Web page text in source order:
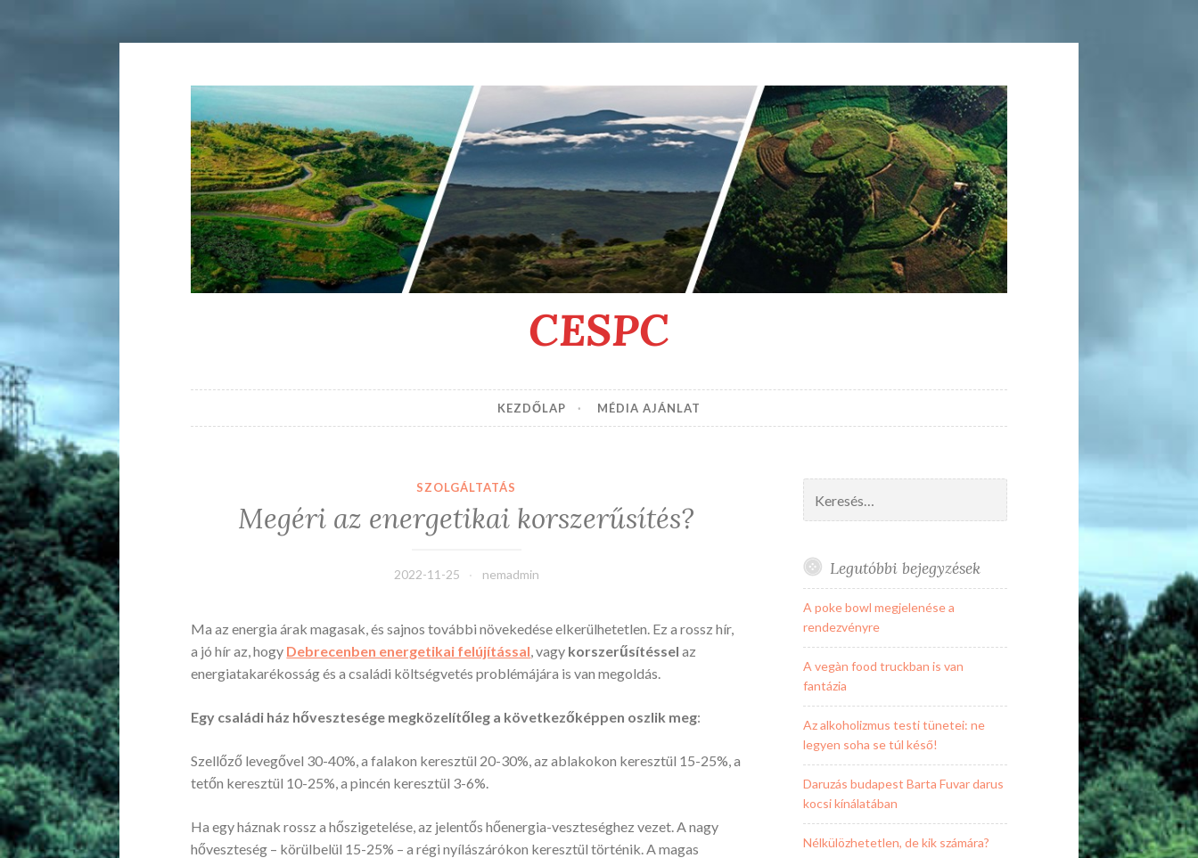
Tartalomhoz
CESPC
KEZDŐLAP MÉDIA AJÁNLAT
SZOLGÁLTATÁS
Megéri az energetikai korszerűsítés?
2022-11-25 nemadmin
Ma az energia árak magasak, és sajnos további növekedése elkerülhetetlen. Ez a rossz hír,
a jó hír az, hogy Debrecenben energetikai felújítással, vagy korszerűsítésselaz
energiatakarékosság és a családi költségvetés problémájára is van megoldás.
Egy családi ház hővesztesége megközelítőleg a következőképpen oszlik meg:
Szellőző levegővel 30-40%, a falakon keresztül 20-30%, az ablakokon keresztül 15-25%, a
tetőn keresztül 10-25%, a pincén keresztül 3-6%.
Ha egy háznak rossz a hőszigetelése, az jelentős hőenergia-veszteséghez vezet. A nagy
hőveszteség – körülbelül 15-25% – a régi nyílászárókon keresztül történik. A magas
Legutóbbi bejegyzések
A poke bowl megjelenése a
rendezvényre
A vegàn food truckban is van
fantázia
Az alkoholizmus testi tünetei: ne
legyen soha se túl késő!
Daruzás budapest Barta Fuvar darus
kocsi kínálatában
Nélkülözhetetlen, de kik számára?